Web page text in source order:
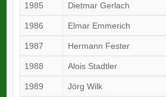
1985 Dietmar Gerlach
1986 Elmar Emmerich
1987 Hermann Fester
1988 Alois Stadtler
1989 Jörg Wilk